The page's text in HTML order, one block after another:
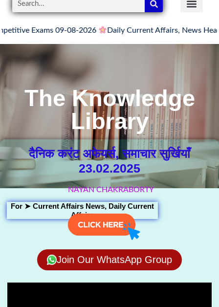
Exams 09-08-2026 Daily Current Affairs, News
The Knowledge
Library
दैनिक करंट अफेयर्स, समाचार सुर्खियाँ
23.02.2025
NAYAN CHAKRABORTY
For ➤ Current Affairs News, Daily Current
Affairs
Join Our WhatsApp Group